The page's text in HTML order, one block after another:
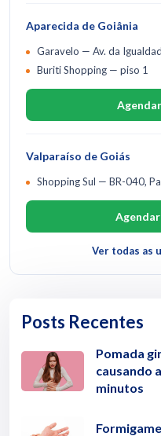
Aparecida de Goiânia
Garavelo — Av. da
Buriti Shopping — piso 1
Valparaíso de Goiás
Shopping Sul — BR-040,
Ver todas as
Posts Recentes
Pomada
causando
minutos